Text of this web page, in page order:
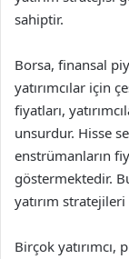
sahiptir.
Borsa, finansal
yatırımcılar için
fiyatları,
unsurdur. Hisse
enstrümanların
göstermektedir.
yatırım
Birçok